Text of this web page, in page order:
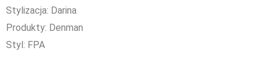
Stylizacja: Darina
Produkty: Denman
Styl: FPA